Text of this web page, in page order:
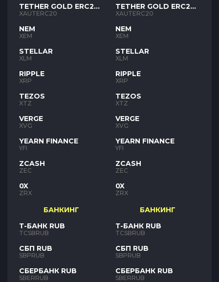
TETHER GOLD ERC20
XAUT
XAUTERC20
NEM
XEM
STELLAR
XLM
RIPPLE
XRP
TEZOS
XTZ
VERGE
XVG
YEARN FINANCE
YFI
ZCASH
ZEC
0X
ZRX
БАНКИНГ
Т-БАНК RUB
TCSBRUB
СБП RUB
SBPRUB
СБЕРБАНК RUB
SBERRUB
TETHER GOLD ERC20
XAUT
XAUTERC20
NEM
XEM
STELLAR
XLM
RIPPLE
XRP
TEZOS
XTZ
VERGE
XVG
YEARN FINANCE
YFI
ZCASH
ZEC
0X
ZRX
БАНКИНГ
Т-БАНК RUB
TCSBRUB
СБП RUB
SBPRUB
СБЕРБАНК RUB
SBERRUB